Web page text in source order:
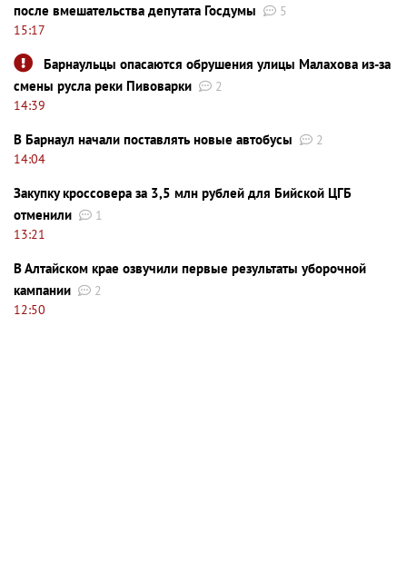
после вмешательства депутата Госдумы
5
15:17
Барнаульцы опасаются обрушения улицы Малахова из-за
смены русла реки Пивоварки
2
14:39
В Барнаул начали поставлять новые автобусы
2
14:04
Закупку кроссовера за 3,5 млн рублей для Бийской ЦГБ
отменили
1
13:21
В Алтайском крае озвучили первые результаты уборочной
кампании
2
12:50